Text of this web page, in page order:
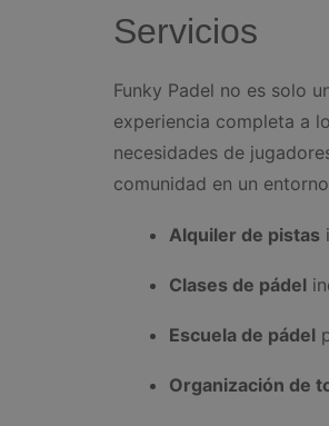
Servicios
Funky Padel no es solo
experiencia completa a
necesidades de
comunidad en un
Alquiler de pistas
Clases de pádel
Escuela de pádel
Organización de